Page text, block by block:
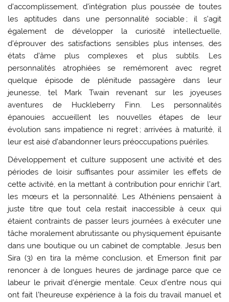
d’accomplissement, d’intégration plus poussée de toutes
les aptitudes dans une personnalité sociable ; il s’agit
également de développer la curiosité intellectuelle,
d’éprouver des satisfactions sensibles plus intenses, des
états d’âme plus complexes et plus subtils. Les
personnalités atrophiées se remémorent avec regret
quelque épisode de plénitude passagère dans leur
jeunesse, tel Mark Twain revenant sur les joyeuses
aventures de Huckleberry Finn. Les personnalités
épanouies accueillent les nouvelles étapes de leur
évolution sans impatience ni regret ; arrivées à maturité, il
leur est aisé d’abandonner leurs préoccupations puériles.
Développement et culture supposent une activité et des
périodes de loisir suffisantes pour assimiler les effets de
cette activité, en la mettant à contribution pour enrichir l’art,
les mœurs et la personnalité. Les Athéniens pensaient à
juste titre que tout cela restait inaccessible à ceux qui
étaient contraints de passer leurs journées à exécuter une
tâche moralement abrutissante ou physiquement épuisante
dans une boutique ou un cabinet de comptable. Jesus ben
Sira (3) en tira la même conclusion, et Emerson finit par
renoncer à de longues heures de jardinage parce que ce
labeur le privait d’énergie mentale. Ceux d’entre nous qui
ont fait l’heureuse expérience à la fois du travail manuel et